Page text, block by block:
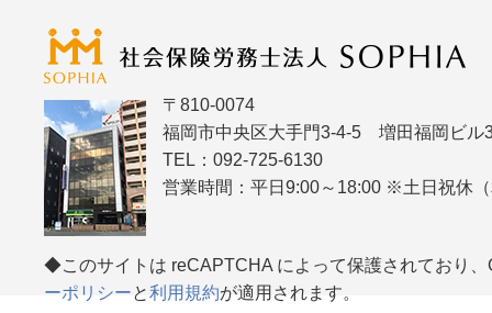
〒810-0074
福岡市中央区大手門3-4-5 増田福岡ビル
TEL：092-725-6130
営業時間：平日9:00～18:00 ※土日祝休
◆このサイトは reCAPTCHA によって保護されており、
ーポリシーと利用規約が適用されます。